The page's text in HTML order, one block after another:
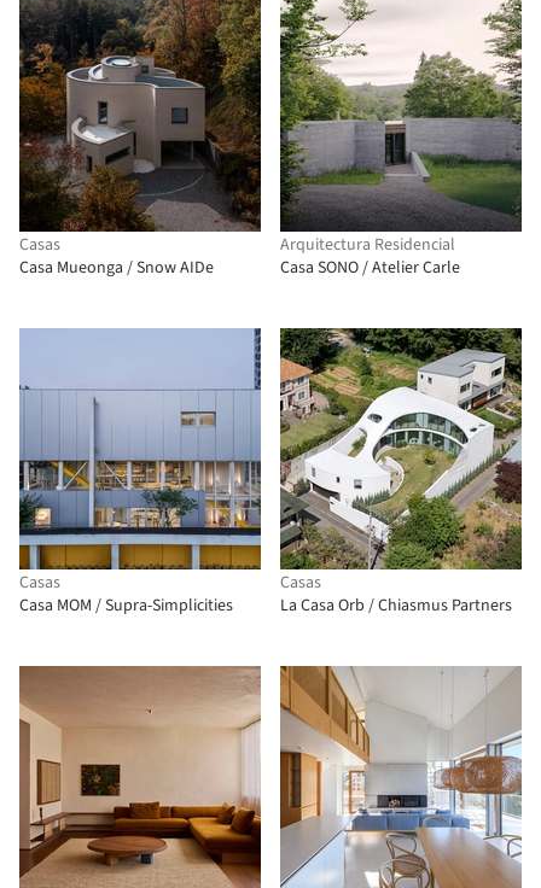
Casas
Casa Mueonga / Snow AIDe
Arquitectura Residencial
Casa SONO / Atelier Carle
Casas
Casa MOM / Supra-Simplicities
Casas
La Casa Orb / Chiasmus Partners